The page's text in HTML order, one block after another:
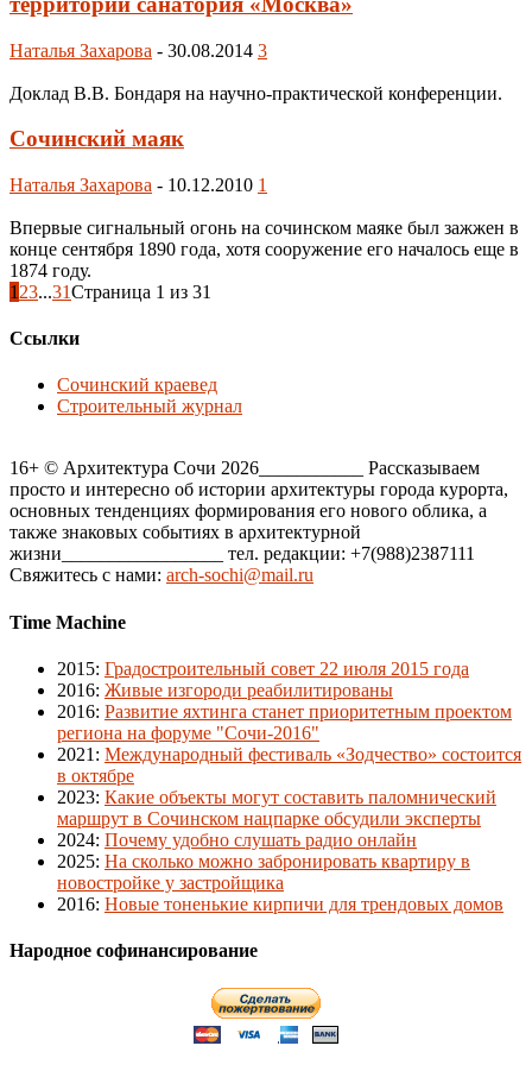
Наталья Захарова - 30.08.2014 3
Доклад В.В. Бондаря на научно-практической конференции.
Сочинский маяк
Наталья Захарова - 10.12.2010 1
Впервые сигнальный огонь на сочинском маяке был зажжен в
конце сентября 1890 года, хотя сооружение его началось еще в
1874 году.
1 23...31Страница 1 из 31
Ссылки
Сочинский краевед
Строительный журнал
16+ © Архитектура Сочи 2026___________ Рассказываем
просто и интересно об истории архитектуры города курорта,
основных тенденциях формирования его нового облика, а
также знаковых событиях в архитектурной
жизни_________________ тел. редакции: +7(988)2387111
Свяжитесь с нами: arch-sochi@mail.ru
Time Machine
2015: Градостроительный совет 22 июля 2015 года
2016: Живые изгороди реабилитированы
2016: Развитие яхтинга станет приоритетным проектом
региона на форуме "Сочи-2016"
2021 : Международный фестиваль «Зодчество» состоится
в октябре
2023: Какие объекты могут составить паломнический
маршрут в Сочинском нацпарке обсудили эксперты
2024: Почему удобно слушать радио онлайн
2025: На сколько можно забронировать квартиру в
новостройке у застройщика
2016: Новые тоненькие кирпичи для трендовых домов
Народное софинансирование